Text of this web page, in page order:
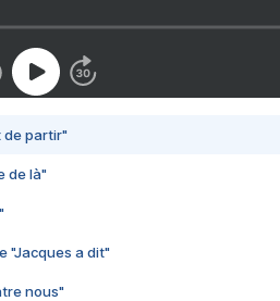
de partir"
de là"
"Jacques a dit"
nous"